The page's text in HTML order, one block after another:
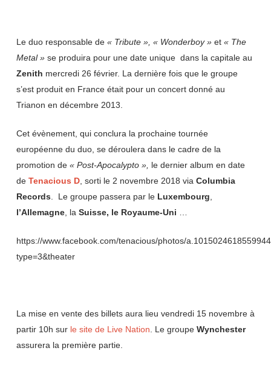
Le duo responsable de « Tribute », « Wonderboy »et « The
Metal »se produira pour une date unique dans la capitale au
Zenith mercredi 26 février. La dernière fois que le groupe
s’est produit en France était pour un concert donné au
Trianon en décembre 2013.
Cet évènement, qui conclura la prochaine tournée
européenne du duo, se déroulera dans le cadre de la
promotion de « Post-Apocalypto », le dernier album en date
de Tenacious D, sorti le 2 novembre 2018 via Columbia
Records . Le groupe passera par le Luxembourg
l’Allemagne, la Suisse, le Royaume-Uni
https://www.facebook.com/tenacious/photos/
type=3&theater
La mise en vente des billets aura lieu vendredi 15 novembre à
partir 10h sur le site de Live Nation . Le groupe Wynchester
assurera la première partie.